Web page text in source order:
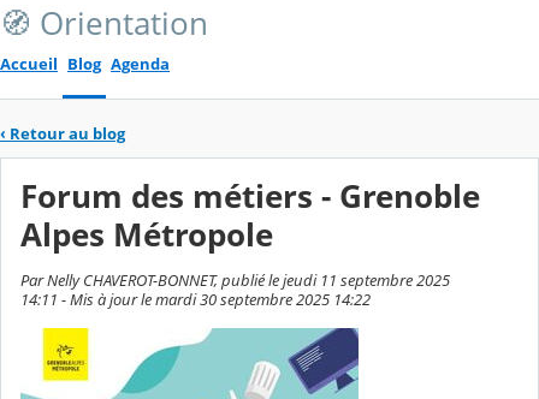
🧭 Orientation
Accueil Blog Agenda
‹ Retour au blog
Forum des métiers - Grenoble
Alpes Métropole
Par Nelly CHAVEROT-BONNET, publié le jeudi 11 septembre 2025
14:11 - Mis à jour le mardi 30 septembre 2025 14:22